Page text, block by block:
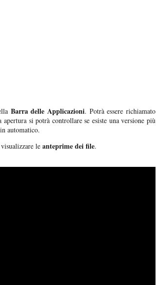
Barra delle Applicazioni. Potrà essere richiamato
si potrà controllare se esiste una versione più
automatico.
le anteprime dei file.